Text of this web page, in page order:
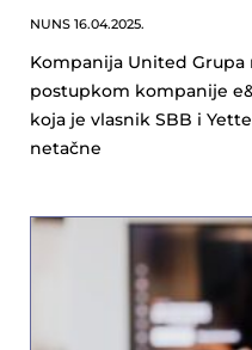
NUNS 16.04.2025.
Kompanija United
postupkom kompanije
koja je vlasnik SBB i
netačne